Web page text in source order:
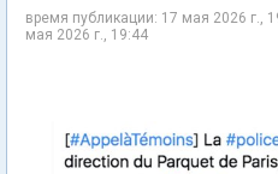
время публикации: 17 мая 2026 г.,
мая 2026 г., 19:44